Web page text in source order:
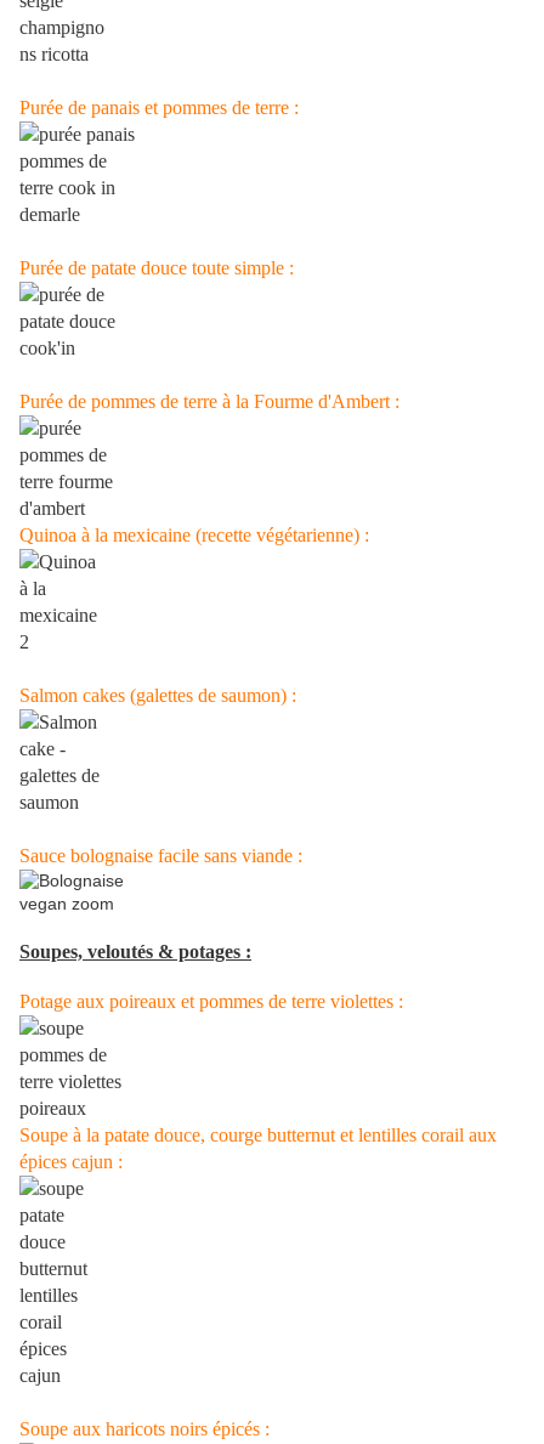
Purée de panais et pommes de terre :
Purée de patate douce toute simple :
Purée de pommes de terre à la Fourme d'Ambert :
Quinoa à la mexicaine (recette végétarienne) :
Salmon cakes (galettes de saumon) :
Sauce bolognaise facile sans viande :
Soupes, veloutés & potages :
Potage aux poireaux et pommes de terre violettes :
Soupe à la patate douce, courge butternut et lentilles corail aux
épices cajun :
Soupe aux haricots noirs épicés :